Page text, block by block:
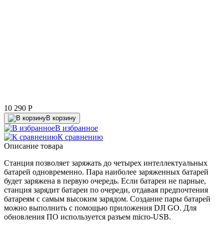
10 290 P
В корзину
В избранное
К сравнению
Описание товара
Станция позволяет заряжать до четырех интеллектуальных
батарей одновременно. Пара наиболее заряженных батарей
будет заряжена в первую очередь. Если батареи не парные,
станция зарядит батареи по очереди, отдавая предпочтения
батареям с самым высоким зарядом. Создание пары батарей
можно выполнить с помощью приложения DJI GO. Для
обновления ПО используется разъем micro-USB.